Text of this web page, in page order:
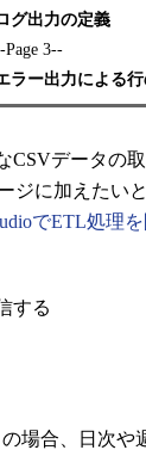
グ出力の定義
Page 3--
ラー出力による
CSVデータの
ジに加えたい
でETL処理
する
場合、日次や